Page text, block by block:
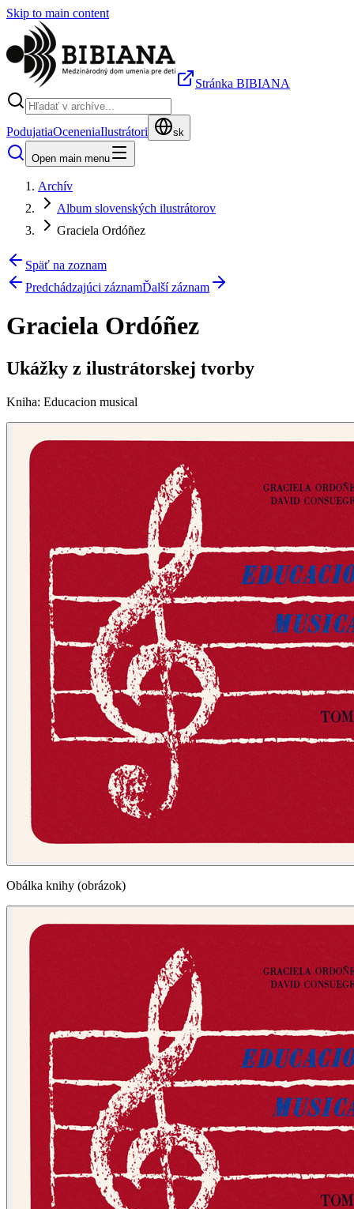
Skip to main content
Stránka BIBIANA
PodujatiaOceneniaIlustrátori sk
Open main menu
Archív
Album slovenských ilustrátorov
Graciela Ordóñez
Späť na zoznam
Predchádzajúci záznamĎalší záznam
Graciela Ordóñez
Ukážky z ilustrátorskej tvorby
Kniha: Educacion musical
Obálka knihy (obrázok)